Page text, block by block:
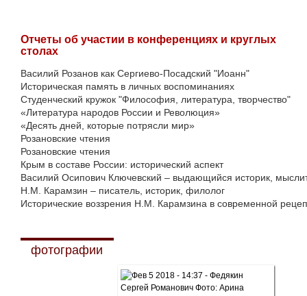
Отчеты об участии в конференциях и круглых
столах
Василий Розанов как Сергиево-Посадский "Иоанн"
Историческая память в личных воспоминаниях
Студенческий кружок "Философия, литература, творчество"
«Литература народов России и Революция»
«Десять дней, которые потрясли мир»
Розановские чтения
Розановские чтения
Крым в составе России: исторический аспект
Василий Осипович Ключевский – выдающийся историк,
Н.М. Карамзин – писатель, историк, филолог
Исторические воззрения Н.М. Карамзина в современной
фотографии